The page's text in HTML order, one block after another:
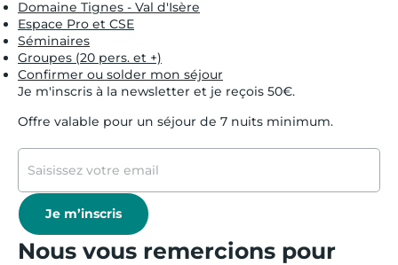
Domaine Tignes - Val d'Isère
Espace Pro et CSE
Séminaires
Groupes (20 pers. et +)
Confirmer ou solder mon séjour
Je m'inscris à la newsletter et je reçois 50€.
Offre valable pour un séjour de 7 nuits minimum.
Je m’inscris
Nous vous remercions pour